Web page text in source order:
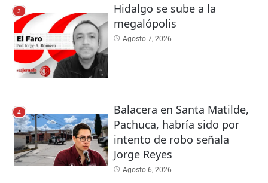
3
Hidalgo se sube a la
megalópolis
Agosto 7, 2026
4
Balacera en Santa Matilde,
Pachuca, habría sido por
intento de robo señala
Jorge Reyes
Agosto 6, 2026